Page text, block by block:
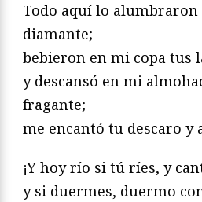
Todo aquí lo alumbraron
diamante;
bebieron en mi copa tus
y descansó en mi
fragante;
me encantó tu descaro y
¡Y hoy río si tú ríes, y
y si duermes, duermo